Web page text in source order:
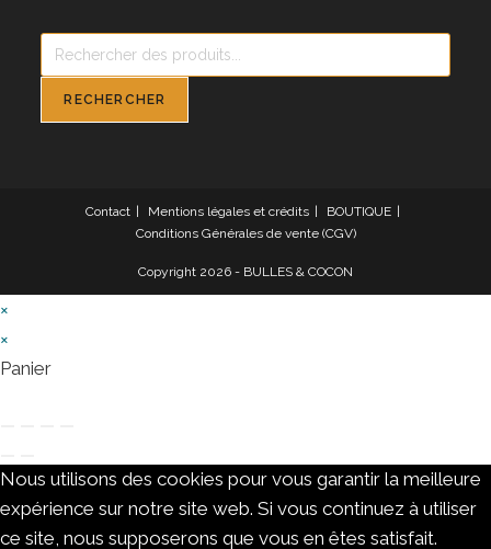
Recherche
produits
RECHERCHER
Contact Mentions légales et crédits
BOUTIQUE
Conditions Générales de vente (CGV)
Copyright 2026 - BULLES & COCON
×
×
Panier
Nous utilisons des cookies pour vous garantir la meilleure
expérience sur notre site web. Si vous continuez à utiliser
ce site, nous supposerons que vous en êtes satisfait.